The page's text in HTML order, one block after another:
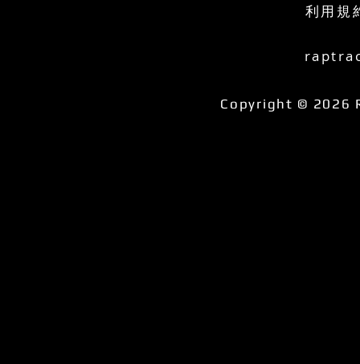
利用規
Copyright © 2026